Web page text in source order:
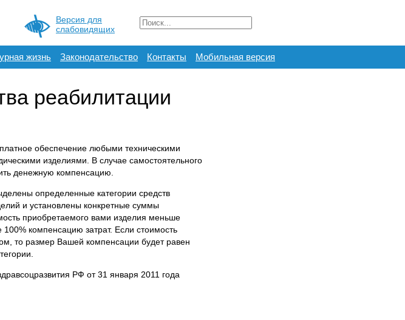
Версия для
слабовидящих
жизнь Законодательство Контакты Мобильная версия
реабилитации
обеспечение любыми техническими
изделиями. В случае самостоятельного
денежную компенсацию.
определенные категории средств
и установлены конкретные суммы
приобретаемого вами изделия меньше
компенсацию затрат. Если стоимость
то размер Вашей компенсации будет равен
РФ от 31 января 2011 года